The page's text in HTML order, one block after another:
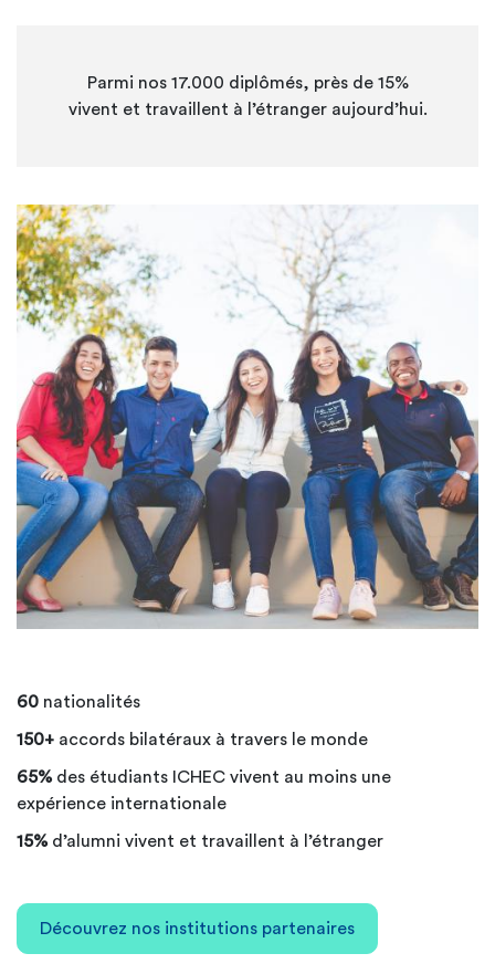
Parmi nos 17.000 diplômés, près de 15%
vivent et travaillent à l’étranger aujourd’hui.
60 nationalités
150+ accords bilatéraux à travers le monde
65% des étudiants ICHEC vivent au moins une
expérience internationale
15% d’alumni vivent et travaillent à l’étranger
Découvrez nos institutions partenaires